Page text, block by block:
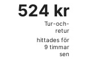
sen
Tur-
retur,
hittades
524 kr
Tur-och-
retur
hittades för
9 timmar
sen